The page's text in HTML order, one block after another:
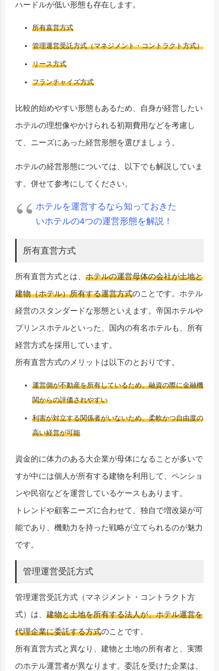
ハードルが低い形態も存在します。
所有直営方式
管理運営受託方式（マネジメント・コントラクト方式）
リース方式
フランチャイズ方式
比較的始めやすい形態もあるため、自身が経営したい
ホテルの理想像やかけられる初期費用などを考慮し
て、ニーズにあった経営形態を選びましょう。
ホテルの経営形態については、以下でも解説していま
す。併せて参考にしてください。
ホテルを運営するなら知っておきた
いホテルの4つの運営形態を解説！
所有直営方式
所有直営方式とは、ホテルの運営母体の会社が土地と
建物（ホテル）所有する運営方式のことです。ホテル
経営のスタンダードな形態といえます。帝国ホテルや
プリンスホテルといった、国内の有名ホテルも、所有
経営方式を採用しています。
所有直営方式のメリットは以下のとおりです。
運営側が不動産を所有しているため、融資の際に金融機
関からの評価されやすい
利害が対立する関係者がいないため、柔軟かつ自由度の
高い経営が可能
資金的に体力のある大企業が母体になることが多いで
すが中には個人が所有する建物を利用して、ペンショ
ンや民宿などを運営しているケースもあります。
トレンドや顧客ニーズに合わせて、独自で増改築が可
能であり、機動力を持った戦略が立てられるのが魅力
です。
管理運営受託方式
管理運営受託方式（マネジメント・コントラクト方
式）は、建物と土地を所有する法人が、ホテル運営を
代理企業に委託する方式のことです。
所有直営方式と異なり、建物と土地の所有者と、実際
のホテル運営者が異なります。委託を受けた企業は、